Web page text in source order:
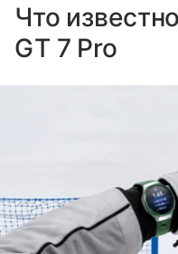
Что
GT 7 Pro